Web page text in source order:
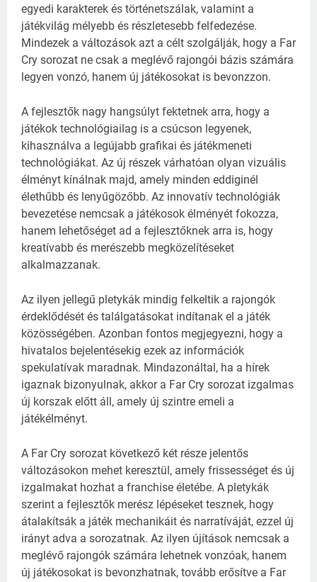
egyedi karakterek és történetszálak, valamint a
játékvilág mélyebb és részletesebb felfedezése.
Mindezek a változások azt a célt szolgálják, hogy a Far
Cry sorozat ne csak a meglévő rajongói bázis számára
legyen vonzó, hanem új játékosokat is bevonzzon.
A fejlesztők nagy hangsúlyt fektetnek arra, hogy a
játékok technológiailag is a csúcson legyenek,
kihasználva a legújabb grafikai és játékmeneti
technológiákat. Az új részek várhatóan olyan vizuális
élményt kínálnak majd, amely minden eddiginél
élethűbb és lenyűgözőbb. Az innovatív technológiák
bevezetése nemcsak a játékosok élményét fokozza,
hanem lehetőséget ad a fejlesztőknek arra is, hogy
kreatívabb és merészebb megközelítéseket
alkalmazzanak.
Az ilyen jellegű pletykák mindig felkeltik a rajongók
érdeklődését és találgatásokat indítanak el a játék
közösségében. Azonban fontos megjegyezni, hogy a
hivatalos bejelentésekig ezek az információk
spekulatívak maradnak. Mindazonáltal, ha a hírek
igaznak bizonyulnak, akkor a Far Cry sorozat izgalmas
új korszak előtt áll, amely új szintre emeli a
játékélményt.
A Far Cry sorozat következő két része jelentős
változásokon mehet keresztül, amely frissességet és új
izgalmakat hozhat a franchise életébe. A pletykák
szerint a fejlesztők merész lépéseket tesznek, hogy
átalakítsák a játék mechanikáit és narratíváját, ezzel új
irányt adva a sorozatnak. Az ilyen újítások nemcsak a
meglévő rajongók számára lehetnek vonzóak, hanem
új játékosokat is bevonzhatnak, tovább erősítve a Far